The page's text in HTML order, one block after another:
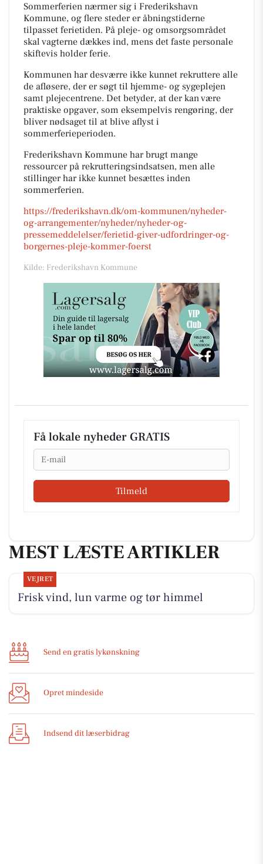
Sommerferien nærmer sig i Frederikshavn
Kommune, og flere steder er åbningstiderne
tilpasset ferietiden. På pleje- og omsorgsområdet
skal vagterne dækkes ind, mens det faste personale
skiftevis holder ferie.
Kommunen har desværre ikke kunnet rekruttere alle
de afløsere, der er søgt til hjemme- og sygeplejen
samt plejecentrene. Det betyder, at der kan være
praktiske opgaver, som eksempelvis rengøring, der
bliver nødsaget til at blive aflyst i
sommerferieperioden.
Frederikshavn Kommune har brugt mange
ressourcer på rekrutteringsindsatsen, men alle
stillinger har ikke kunnet besættes inden
sommerferien.
https://frederikshavn.dk/om-kommunen/nyheder-
og-arrangementer/nyheder/nyheder-og-
pressemeddelelser/ferietid-giver-udfordringer-og-
borgernes-pleje-kommer-foerst
Kilde: Frederikshavn Kommune
Få lokale nyheder GRATIS
Email
Tilmeld
MEST LÆSTE ARTIKLER
VEJRET
Frisk vind, lun varme og tør himmel
Send en gratis lykønskning
Opret mindeside
Indsend dit læserbidrag